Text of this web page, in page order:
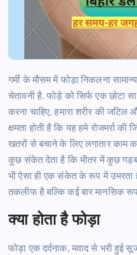
गर्मी के मौसम में फोड़ानिकलना
चेतावनी है. फोड़े को सिर्फ एक छोटा
करना चाहिए. हमारा शरीर की जटिल
क्षमता होती है कि यहहमेरोजमर्रा की
खतरों से बचाने के लिए लगातार काम
कुछ संकेत देता है कि भीतर में कुछ
भी ऐसा ही एक संकेत के रूप में उभरता
तकलीफ है बल्कि कई बार मानसिक
क्या होता हैफोड़ा
फोड़ा एक दर्दनाक, मवाद से भरी हुई